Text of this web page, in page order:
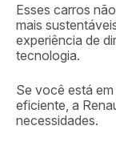
Esses carros
mais
experiência de
tecnologia.
Se você está
eficiente, a
necessidades.